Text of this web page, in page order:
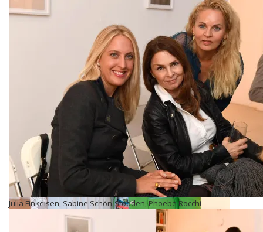
Julia Finkeisen, Sabine Schön-Stodden, Phoebe Rocchi